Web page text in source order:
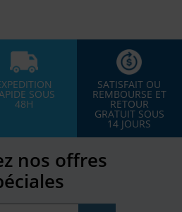
SOUS
48H
SATISFAIT OU
REMBOURSE ET
RETOUR
GRATUIT SOUS
14 JOURS
nos offres